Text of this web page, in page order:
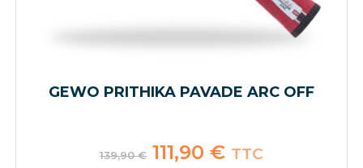
GEWO PRITHIKA PAVADE ARC OFF
139,90€ Le
prix
111,90 €Le
prixTTC